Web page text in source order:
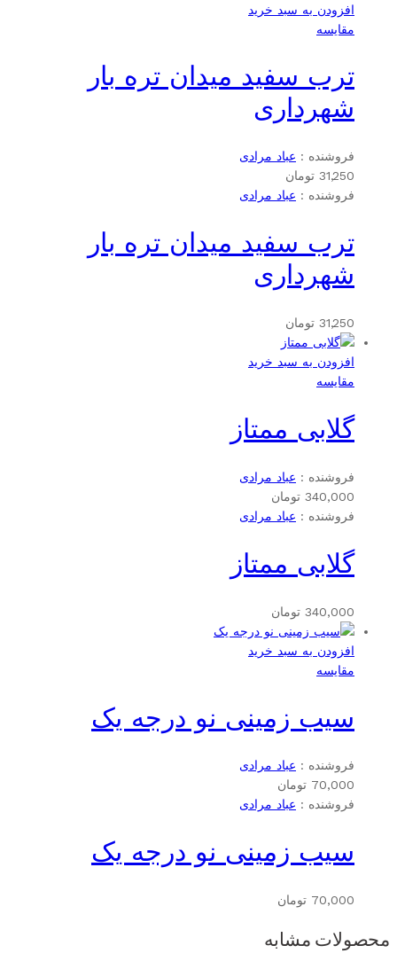
افزودن به سبد خرید
مقایسه
ترب سفید میدان تره بار
شهرداری
فروشنده : عباد مرادی
31,250 تومان
فروشنده : عباد مرادی
ترب سفید میدان تره بار
شهرداری
31,250 تومان
افزودن به سبد خرید
مقایسه
گلابی ممتاز
فروشنده : عباد مرادی
340,000 تومان
فروشنده : عباد مرادی
گلابی ممتاز
340,000 تومان
افزودن به سبد خرید
مقایسه
سیب زمینی نو درجه یک
فروشنده : عباد مرادی
70,000 تومان
فروشنده : عباد مرادی
سیب زمینی نو درجه یک
70,000 تومان
محصولات مشابه